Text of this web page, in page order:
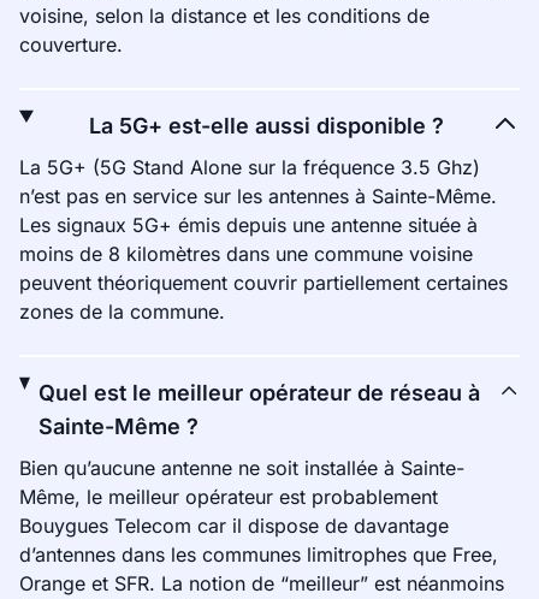
voisine, selon la distance et les conditions de
couverture.
La 5G+ est-elle aussi disponible ?
La 5G+ (5G Stand Alone sur la fréquence 3.5 Ghz)
n’est pas en service sur les antennes à Sainte-Même.
Les signaux 5G+ émis depuis une antenne située à
moins de 8 kilomètres dans une commune voisine
peuvent théoriquement couvrir partiellement certaines
zones de la commune.
Quel est le meilleur opérateur de réseau à
Sainte-Même ?
Bien qu’aucune antenne ne soit installée à Sainte-
Même, le meilleur opérateur est probablement
Bouygues Telecom car il dispose de davantage
d’antennes dans les communes limitrophes que Free,
Orange et SFR. La notion de “meilleur” est néanmoins